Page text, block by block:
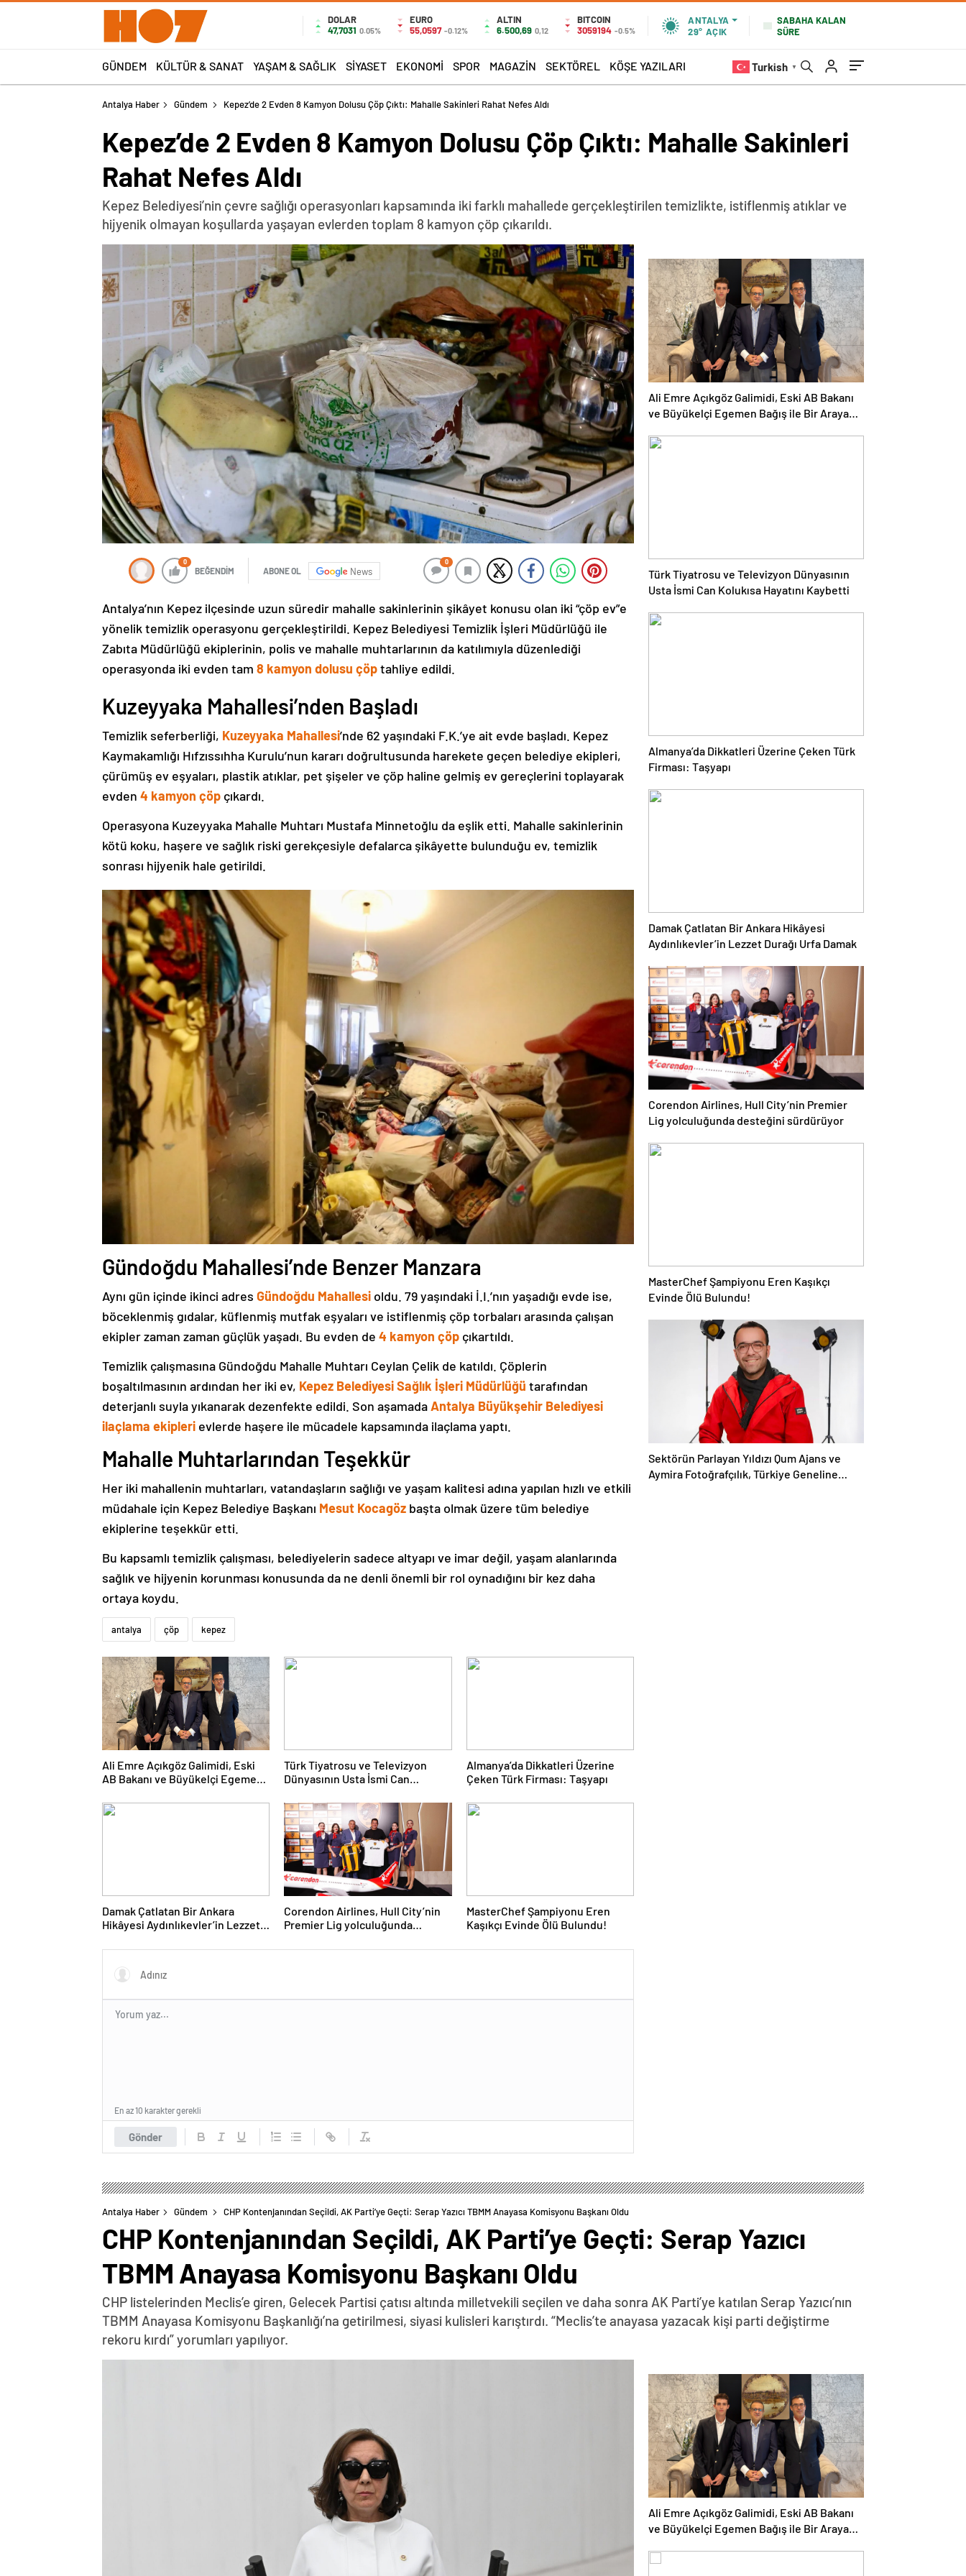
DOLAR
47,7031 0.05%
EURO
55,0597 -0.12%
ALTIN
6.500,69 0,12
BITCOIN
3059194 -0.5%
ANTALYA
29° AÇIK
SABAHA KALAN
SÜRE
GÜNDEM KÜLTÜR & SANAT YAŞAM & SAĞLIK SIYASET EKONOMI SPOR MAGAZIN SEKTÖREL KÖŞE YAZILARI Turkish ▼
Antalya Haber Gündem Kepez’de 2 Evden 8 Kamyon Dolusu Çöp Çıktı: Mahalle Sakinleri Rahat Nefes Aldı
Kepez’de 2 Evden 8 Kamyon Dolusu Çöp Çıktı: Mahalle Sakinleri
Rahat Nefes Aldı
Kepez Belediyesi’nin çevre sağlığı operasyonları kapsamında iki farklı mahallede gerçekleştirilen temizlikte, istiflenmiş atıklar ve
hijyenik olmayan koşullarda yaşayan evlerden toplam 8 kamyon çöp çıkarıldı.
0
BEĞENDİM ABONE OL News
0
Antalya’nın Kepez ilçesinde uzun süredir mahalle sakinlerinin şikâyet konusu olan iki “çöp ev”e
yönelik temizlik operasyonu gerçekleştirildi. Kepez Belediyesi Temizlik İşleri Müdürlüğü ile
Zabıta Müdürlüğü ekiplerinin, polis ve mahalle muhtarlarının da katılımıyla düzenlediği
operasyonda iki evden tam 8 kamyon dolusu çöptahliye edildi.
Kuzeyyaka Mahallesi’nden Başladı
Temizlik seferberliği, Kuzeyyaka Mahallesi’nde 62 yaşındaki F.K.’ye ait evde başladı. Kepez
Kaymakamlığı Hıfzıssıhha Kurulu’nun kararı doğrultusunda harekete geçen belediye ekipleri,
çürümüş ev eşyaları, plastik atıklar, pet şişeler ve çöp haline gelmiş ev gereçlerini toplayarak
evden 4 kamyon çöp çıkardı.
Operasyona Kuzeyyaka Mahalle Muhtarı Mustafa Minnetoğlu da eşlik etti. Mahalle sakinlerinin
kötü koku, haşere ve sağlık riski gerekçesiyle defalarca şikâyette bulunduğu ev, temizlik
sonrası hijyenik hale getirildi.
Gündoğdu Mahallesi’nde Benzer Manzara
Aynı gün içinde ikinci adres Gündoğdu Mahallesi oldu. 79 yaşındaki İ.I.’nın yaşadığı evde ise,
böceklenmiş gıdalar, küflenmiş mutfak eşyaları ve istiflenmiş çöp torbaları arasında çalışan
ekipler zaman zaman güçlük yaşadı. Bu evden de 4 kamyon çöp çıkartıldı.
Temizlik çalışmasına Gündoğdu Mahalle Muhtarı Ceylan Çelik de katıldı. Çöplerin
boşaltılmasının ardından her iki ev, Kepez Belediyesi Sağlık İşleri Müdürlüğü tarafından
deterjanlı suyla yıkanarak dezenfekte edildi. Son aşamadaAntalya Büyükşehir Belediyesi
ilaçlama ekipleri evlerde haşere ile mücadele kapsamında ilaçlama yaptı.
Mahalle Muhtarlarından Teşekkür
Her iki mahallenin muhtarları, vatandaşların sağlığı ve yaşam kalitesi adına yapılan hızlı ve etkili
müdahale için Kepez Belediye Başkanı Mesut Kocagöz başta olmak üzere tüm belediye
ekiplerine teşekkür etti.
Bu kapsamlı temizlik çalışması, belediyelerin sadece altyapı ve imar değil, yaşam alanlarında
sağlık ve hijyenin korunması konusunda da ne denli önemli bir rol oynadığını bir kez daha
ortaya koydu.
antalya çöp kepez
Ali Emre Açıkgöz Galimidi, Eski
AB Bakanı ve Büyükelçi Egemen
Türk Tiyatrosu ve Televizyon
Dünyasının Usta İsmi Can
Almanya’da Dikkatleri Üzerine
Çeken Türk Firması: Taşyapı
Damak Çatlatan Bir Ankara
Hikâyesi Aydınlıkevler’in Lezzet
Corendon Airlines, Hull City’nin
Premier Lig yolculuğunda
MasterChef Şampiyonu Eren
Kaşıkçı Evinde Ölü Bulundu!
Gönder
En az 10 karakter gerekli
Ali Emre Açıkgöz Galimidi, Eski AB Bakanı
ve Büyükelçi Egemen Bağış ile Bir Araya
Türk Tiyatrosu ve Televizyon Dünyasının
Usta İsmi Can Kolukısa Hayatını Kaybetti
Almanya’da Dikkatleri Üzerine Çeken Türk
Firması: Taşyapı
Damak Çatlatan Bir Ankara Hikâyesi
Aydınlıkevler’in Lezzet Durağı Urfa Damak
Corendon Airlines, Hull City’nin Premier
Lig yolculuğunda desteğini sürdürüyor
MasterChef Şampiyonu Eren Kaşıkçı
Evinde Ölü Bulundu!
Sektörün Parlayan Yıldızı Qum Ajans ve
Aymira Fotoğrafçılık, Türkiye Geneline
Antalya Haber Gündem CHP Kontenjanından Seçildi, AK Parti’ye Geçti: Serap Yazıcı TBMM Anayasa Komisyonu Başkanı Oldu
CHP Kontenjanından Seçildi, AK Parti’ye Geçti: Serap Yazıcı
TBMM Anayasa Komisyonu Başkanı Oldu
CHP listelerinden Meclis’e giren, Gelecek Partisi çatısı altında milletvekili seçilen ve daha sonra AK Parti’ye katılan Serap Yazıcı’nın
TBMM Anayasa Komisyonu Başkanlığı’na getirilmesi, siyasi kulisleri karıştırdı. “Meclis’te anayasa yazacak kişi parti değiştirme
rekoru kırdı” yorumları yapılıyor.
Ali Emre Açıkgöz Galimidi, Eski AB Bakanı
ve Büyükelçi Egemen Bağış ile Bir Araya